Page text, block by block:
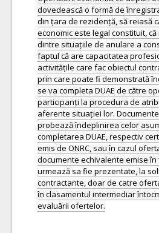
dovedească o formă de
din țara de rezidență, să reiasă
economic este legal constituit,
dintre situațiile de anulare a
faptul că are capacitatea
activitățile care fac obiectul
prin care poate fi demonstrată
se va completa DUAE de către
participanți la procedura de
aferente situației lor.
probează îndeplinirea celor
completarea DUAE, respectiv
emis de ONRC, sau în cazul
documente echivalente emise
urmează sa fie prezentate, la
contractante, doar de catre
în clasamentul intermediar
evaluării ofertelor.